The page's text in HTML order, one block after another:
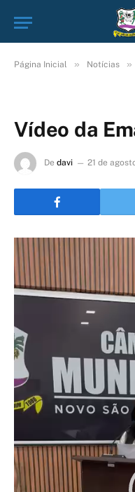
Página Inicial » Notícias »
Vídeo da
De davi 21 de
Tocador
de
vídeo